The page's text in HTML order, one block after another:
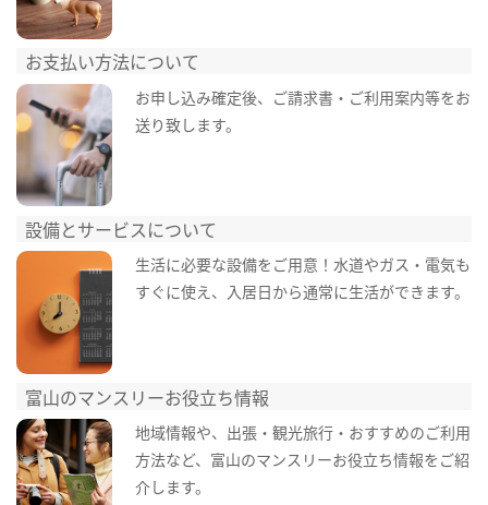
お支払い方法について
お申し込み確定後、ご請求書・ご利用案内等をお
送り致します。
設備とサービスについて
生活に必要な設備をご用意！水道やガス・電気も
すぐに使え、入居日から通常に生活ができます。
富山のマンスリーお役立ち情報
地域情報や、出張・観光旅行・おすすめのご利用
方法など、富山のマンスリーお役立ち情報をご紹
介します。